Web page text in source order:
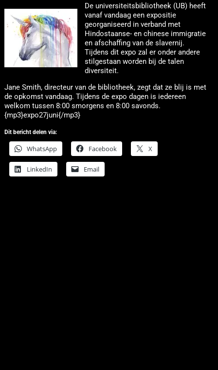
De universiteitsbibliotheek (UB) heeft
vanaf vandaag een expositie
georganiseerd in verband met
Hindostaanse- en chinese immigratie
en afschaffing van de slavernij.
Tijdens dit expo zal er onder andere
stilgestaan worden bij de talen
diversiteit.
Jane Smith, directeur van de bibliotheek, zegt dat ze blij is met
de opkomst vandaag. Tijdens de expo dagen is iedereen
welkom tussen 8:00 smorgens en 8:00 savonds.
{mp3}expo27juni{/mp3}
Dit bericht delen via:
WhatsApp Facebook X
LinkedIn Email